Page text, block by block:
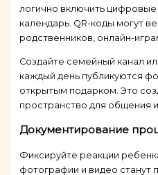
логично включить
календарь. QR-коды могут
родственников, онлайн-
Создайте семейный канал
каждый день публикуются
открытым подарком. Это
пространство для общения
Документирование
Фиксируйте реакции
фотографии и видео станут